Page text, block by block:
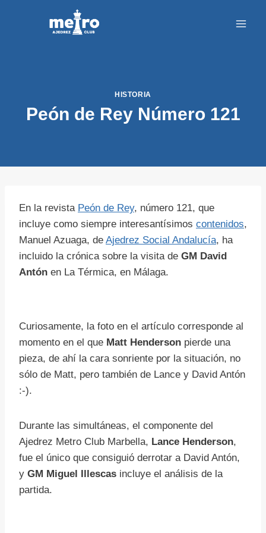
HISTORIA
Peón de Rey Número 121
En la revista Peón de Rey, número 121, que
incluye como siempre interesantísimos contenidos,
Manuel Azuaga, de Ajedrez Social Andalucía, ha
incluido la crónica sobre la visita de GM David
Antón en La Térmica, en Málaga.
Curiosamente, la foto en el artículo corresponde al
momento en el que Matt Henderson pierde una
pieza, de ahí la cara sonriente por la situación, no
sólo de Matt, pero también de Lance y David Antón
:-).
Durante las simultáneas, el componente del
Ajedrez Metro Club Marbella, Lance Henderson,
fue el único que consiguió derrotar a David Antón,
y GM Miguel Illescas incluye el análisis de la
partida.